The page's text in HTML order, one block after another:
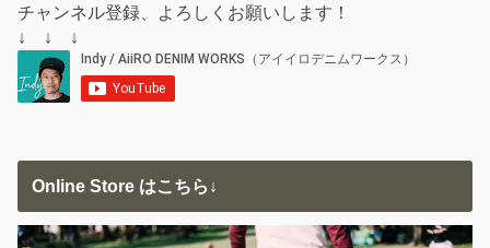
チャンネル登録、よろしくお願いします！
↓ ↓ ↓
Online Store はこちら↓